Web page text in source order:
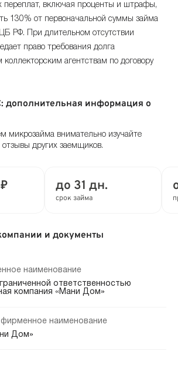
переплат, включая проценты и штрафы,
130% от первоначальной суммы займа
РФ. При длительном отсутствии
право требования долга
агентствам по договору
дополнительная информация о
микрозайма внимательно изучайте
отзывы других заемщиков.
до 31 дн.
срок займа
и документы
наименование
ответственностью
компания «Мани Дом»
наименование
Дом»